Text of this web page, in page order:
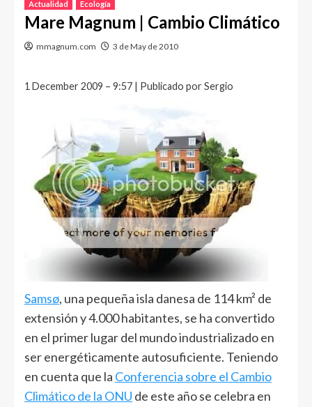
Actualidad Ecología
Mare Magnum | Cambio Climático
mmagnum.com 3 de May de 2010
1 December 2009 – 9:57 | Publicado por Sergio
Samsø, una pequeña isla danesa de 114 km² de
extensión y 4.000 habitantes, se ha convertido
en el primer lugar del mundo industrializado en
ser energéticamente autosuficiente. Teniendo
en cuenta que la Conferencia sobre el Cambio
Climático de la ONU de este año se celebra en